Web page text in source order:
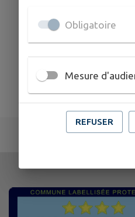
Obligatoire
Mesure
REFUSER